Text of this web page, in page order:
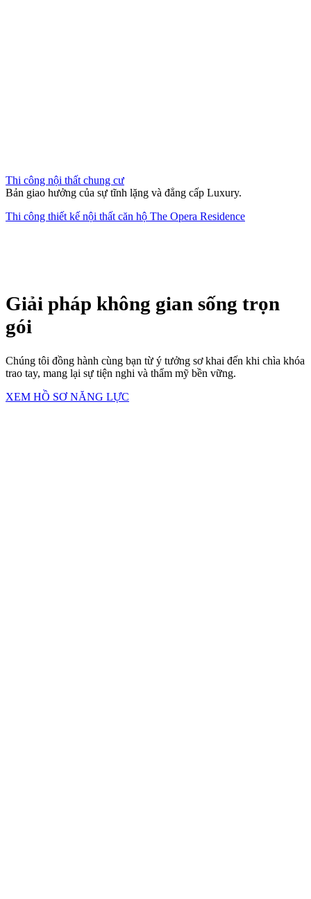
Thi công nội thất chung cư
Bản giao hưởng của sự tĩnh lặng và đẳng cấp Luxury.
Thi công thiết kế nội thất căn hộ The Opera Residence
Giải pháp không gian sống trọn
gói
Chúng tôi đồng hành cùng bạn từ ý tưởng sơ khai đến khi chìa khóa
trao tay, mang lại sự tiện nghi và thẩm mỹ bền vững.
XEM HỒ SƠ NĂNG LỰC